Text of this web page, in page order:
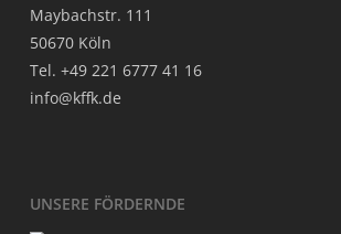
May­bach­str. 111
50670 Köln
Tel. +49 221 6777 41 16
info@kffk.de
UNSE­RE FÖRDERNDE